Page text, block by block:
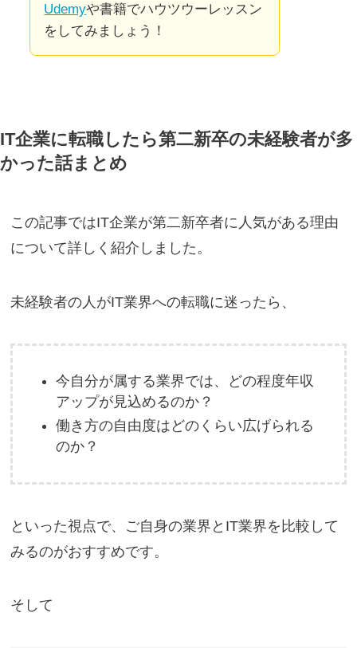
Udemyや書籍でハウツウーレッスン
をしてみましょう！
IT企業に転職したら第二新卒の未経験者が多
かった話まとめ
この記事ではIT企業が第二新卒者に人気がある理由
について詳しく紹介しました。
未経験者の人がIT業界への転職に迷ったら、
今自分が属する業界では、どの程度年収
アップが見込めるのか？
働き方の自由度はどのくらい広げられる
のか？
といった視点で、ご自身の業界とIT業界を比較して
みるのがおすすめです。
そして